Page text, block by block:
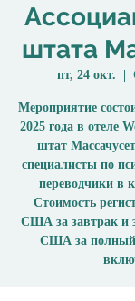
штата
пт, 24 окт.
Мероприятие
2025 года в отеле
штат
специалисты по
переводчики в
Стоимость
США за завтрак и
США за полный